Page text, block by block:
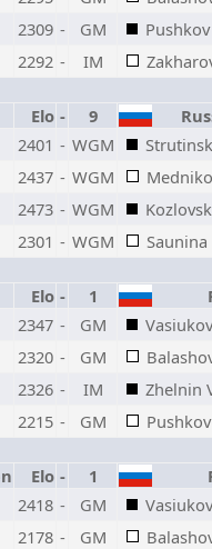
2309 - GM
2292 - IM
Elo - 9
2401 - WGM
2437 - WGM
2473 - WGM
2301 - WGM
Elo - 1
2347 - GM
2320 - GM
2326 - IM
Zhelnin
2215 - GM
Elo - 1
2418 - GM
2178 - GM